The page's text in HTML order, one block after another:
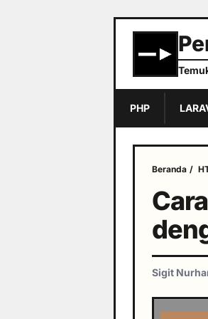
PHP
Beranda /
Sigit